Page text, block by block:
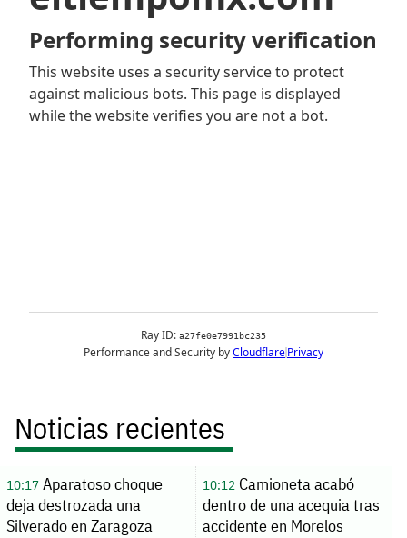
Noticias recientes
10:17Aparatoso choque
deja destrozada una
Silverado en Zaragoza
10:12Camioneta acabó
dentro de una acequia tras
accidente en Morelos